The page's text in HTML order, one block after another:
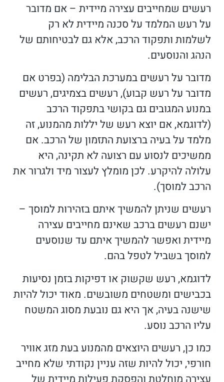
רעשים שמחייבים עצירה מיידית – אם מדובר
על רעש המלמד על סכנה מיידית לא רק
לשלמות ותפקוד הרכב, אלא גם לבטיחותם של
הנהג והנוסעים.
מדובר על רעשים במערכת הבלימה (בפרט אם
מדובר על רעש קבוע), רעשים בצמיגים, רעשים
במנוע המגובים גם בקושי בתפקוד הרכב
(לדוגמא, אם יוצא רעש של יללות מהמנוע, זה
מלמד על בעיה ברצועת התזמון של הרכב. אם
ממשיכים לנסוע עם רצועה לא תקינה, היא
עלולה להיקרע. לכן מומלץ לעצור מיד ולגרור את
הרכב למוסך).
רעשים שניתן להמשיך איתם בזהירות למוסך –
ישנם רעשים ברכב שאינם מחייבים עצירה
מיידית ואפשר להמשיך איתם עד שנוסעים
למוסך בשביל לטפל בהם.
לדוגמא, רעש שקשוק או דפיקות בזמן נסיעות
בכבישים ומשטחים משובשים. מאוד יכול להיות
שישנה בעיה, אך היא גם נובעת מסוג המשטח
עליו הרכב נוסע.
כמו כן, רעשים היוצאים מהמנוע בעת מזג אוויר
חורפי, יכול להיות שזה עניין נקודתי שלא מחייב